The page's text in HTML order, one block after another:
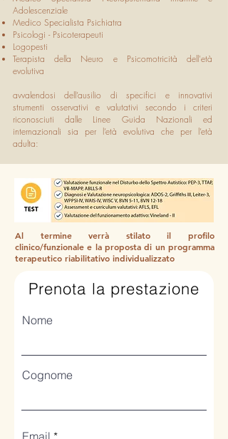
Adolescenziale
Medico Specialista Psichiatra
Psicologi - Psicoterapeuti
Logopesti
Terapista della Neuro e Psicomotricità dell'età
evolutiva
avvalendosi dell’ausilio di specifici e innovativi
strumenti osservativi e valutativi secondo i criteri
riconosciuti dalle Linee Guida Nazionali ed
internazionali sia per l’età evolutiva che per l’età
adulta:
Al termine verrà stilato il profilo
clinico/funzionale e la proposta di un programma
terapeutico riabilitativo individualizzato
Prenota la prestazione
Nome
Cognome
Email